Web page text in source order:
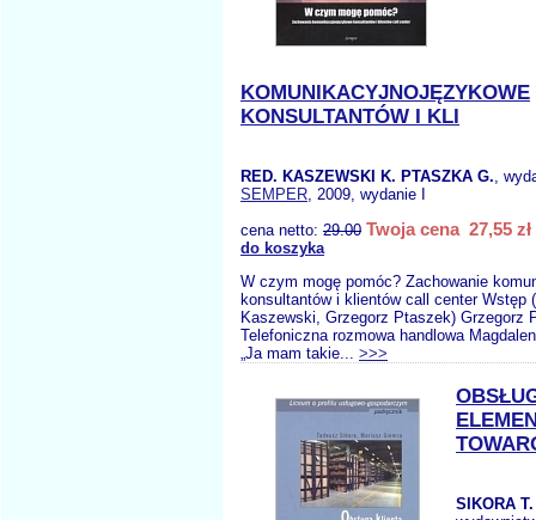
KOMUNIKACYJNOJĘZYKOWE
KONSULTANTÓW I KLI
RED. KASZEWSKI K. PTASZKA G.,
SEMPER, 2009, wydanie I
cena netto: 29.00 Twoja cena 27,55 zł
do koszyka
W czym mogę pomóc? Zachowanie
konsultantów i klientów call center Wstęp
Kaszewski, Grzegorz Ptaszek) Grzegorz
Telefoniczna rozmowa handlowa
„Ja mam takie... >>>
SIKORA